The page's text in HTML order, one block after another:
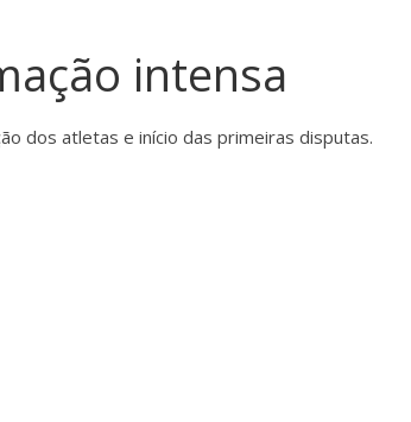
intensa
dos atletas e início das primeiras disputas.